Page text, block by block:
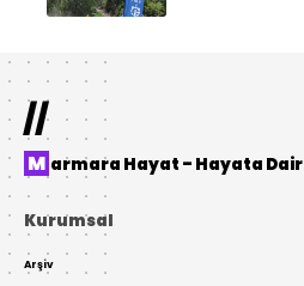
//
Marmara Hayat – Hayata Dair
Kurumsal
Arşiv